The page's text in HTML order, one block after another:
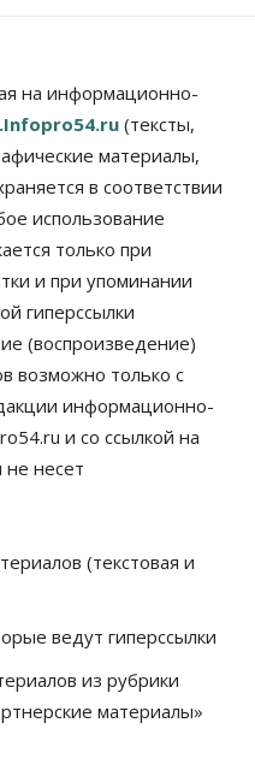
оливковое масло
подорожать
700 млн рублей
потребовали
области
ситуацию с
Ленина
Новосибирска
в
на информационно-
(тексты,
материалы,
в соответствии
использование
только при
и при упоминании
гиперссылки
(воспроизведение)
возможно только с
информационно-
и со ссылкой на
не несет
(текстовая и
ведут гиперссылки
из рубрики
материалы»